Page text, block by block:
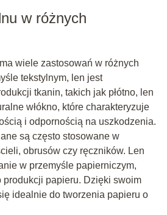
w różnych
wiele zastosowań w różnych
tekstylnym, len jest
tkanin, takich jak płótno, len
włókno, które charakteryzuje
i odpornością na uszkodzenia.
są często stosowane w
obrusów czy ręczników. Len
w przemyśle papierniczym,
produkcji papieru. Dzięki swoim
idealnie do tworzenia papieru o